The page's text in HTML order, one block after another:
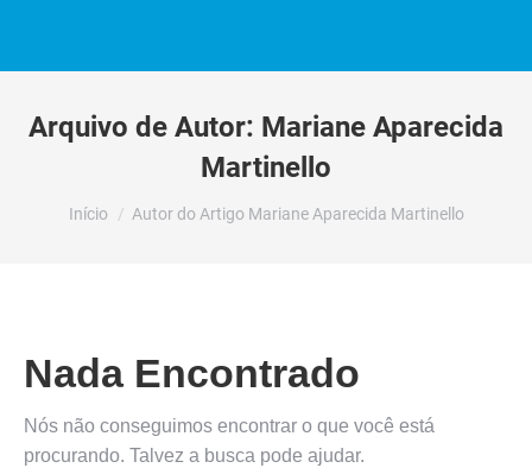
Arquivo de Autor: Mariane Aparecida
Martinello
Você está aqui:
Início Autor do Artigo Mariane Aparecida Martinello
Nada Encontrado
Nós não conseguimos encontrar o que você está
procurando. Talvez a busca pode ajudar.